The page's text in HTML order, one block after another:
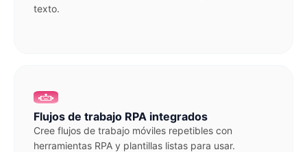
texto.
Flujos de trabajo RPA integrados
Cree flujos de trabajo móviles repetibles con
herramientas RPA y plantillas listas para usar.